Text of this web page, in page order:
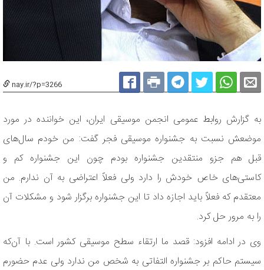
nay.ir/?p=3266
به گزارش روابط عمومی انجمن موسیقی ایران، این خواننده در مورد
موضعش نسبت به جشنواره موسیقی فجر گفت: من خودم سال‌های
قبل هم جزو منتقدین جشنواره بودم چون این جشنواره کم و
کاستی‌های خاص خودش را دارد ولی فعلاً اعتراضی به آن ندارم. من
معتقدم که فعلاً باید اجازه داد تا این جشنواره برگزار شود و مشکلات آن
را به مرور حل کرد.
وی در ادامه افزود: قصد ما ارتقاء سطح موسیقی کشور است. با آن‌که
سیستم حاکم بر جشنواره التفاتی به شخص من ندارد ولی عدم حضورم